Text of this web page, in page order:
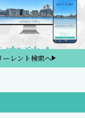
ーレント検索へ